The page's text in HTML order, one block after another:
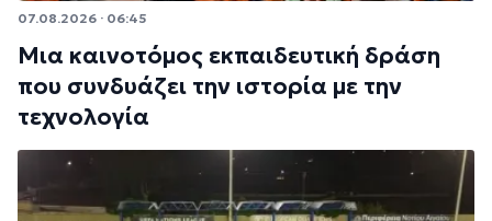
07.08.2026 · 06:45
Μια καινοτόμος εκπαιδευτική δράση
που συνδυάζει την ιστορία με την
τεχνολογία